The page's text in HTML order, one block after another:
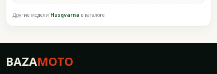
Другие модели Husqvarna в каталоге
BAZAMOTO